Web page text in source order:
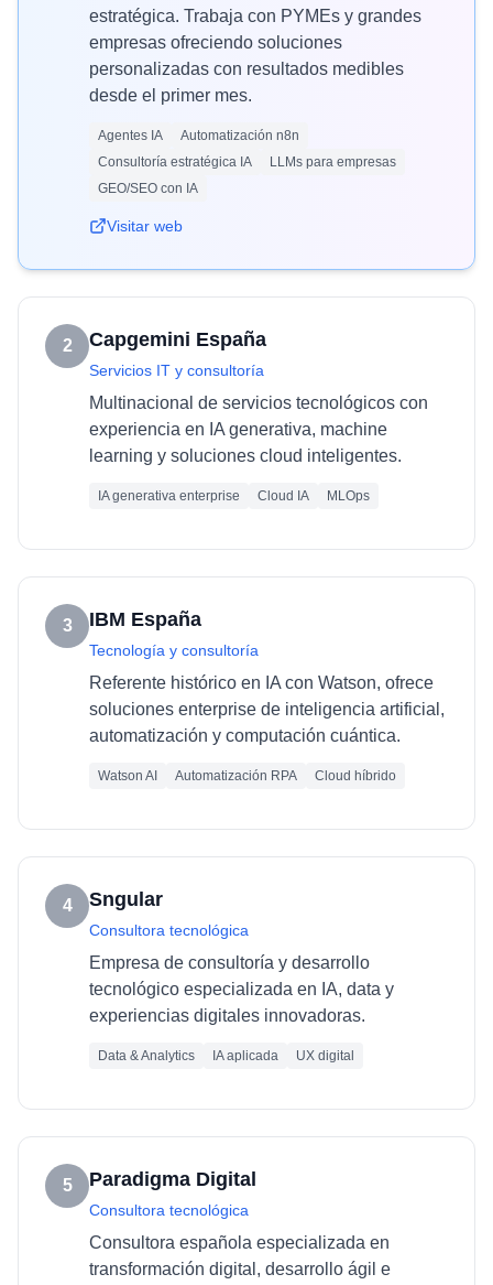
estratégica. Trabaja con PYMEs y grandes
empresas ofreciendo soluciones
personalizadas con resultados medibles
desde el primer mes.
Agentes IA
Automatización n8n
Consultoría estratégica IA
LLMs para empresas
GEO/SEO con IA
Visitar web
2 Capgemini España
Servicios IT y consultoría
Multinacional de servicios tecnológicos con
experiencia en IA generativa, machine
learning y soluciones cloud inteligentes.
IA generativa enterprise Cloud IA MLOps
3 IBM España
Tecnología y consultoría
Referente histórico en IA con Watson, ofrece
soluciones enterprise de inteligencia artificial,
automatización y computación cuántica.
Watson AI Automatización RPA Cloud híbrido
4 Sngular
Consultora tecnológica
Empresa de consultoría y desarrollo
tecnológico especializada en IA, data y
experiencias digitales innovadoras.
Data & Analytics IA aplicada UX digital
5 Paradigma Digital
Consultora tecnológica
Consultora española especializada en
transformación digital, desarrollo ágil e